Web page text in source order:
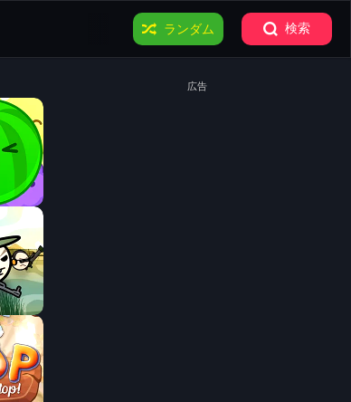
ランダム 検索
広告